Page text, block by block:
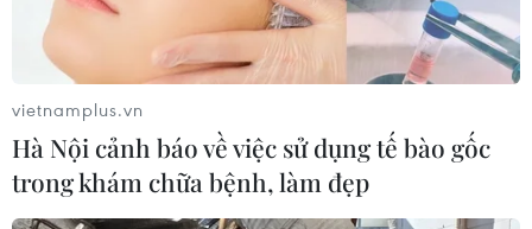
Bà Rịa-Vũng Tàu: 15/23 là F1 của ca bệnh
vietnamplus.vn
Hà Nội cảnh báo về việc sử dụng tế bào gốc
trong khám chữa bệnh, làm đẹp